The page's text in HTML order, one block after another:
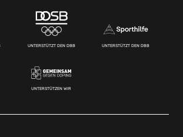
UNTERSTÜTZT DEN DBB UNTERSTÜTZT DEN DBB
UNTERSTÜTZEN WIR